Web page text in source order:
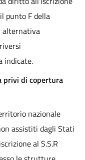
punto F della
alternativa
indicate.
privi di copertura
nazionale
assistiti dagli Stati
al S.S.R